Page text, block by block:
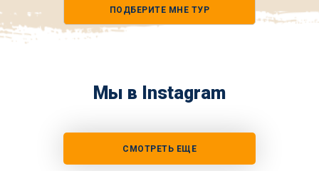
ПОДБЕРИТЕ МНЕ ТУР
Мы в Instagram
СМОТРЕТЬ ЕЩЕ